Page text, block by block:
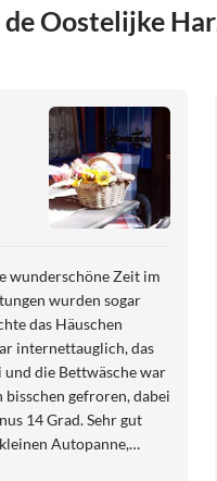
Oostelijke
wunderschöne Zeit im
das Häuschen
die Bettwäsche war
gefroren, dabei
14 Grad. Sehr gut